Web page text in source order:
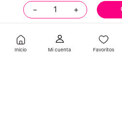
Inicio Favoritos
＋
－
Llevalos juntos